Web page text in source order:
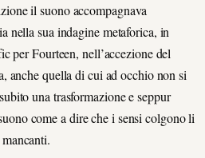
il suono accompagnava
nella sua indagine metaforica, in
per Fourteen, nell’accezione del
anche quella di cui ad occhio non si
una trasformazione e seppur
come a dire che i sensi colgono li